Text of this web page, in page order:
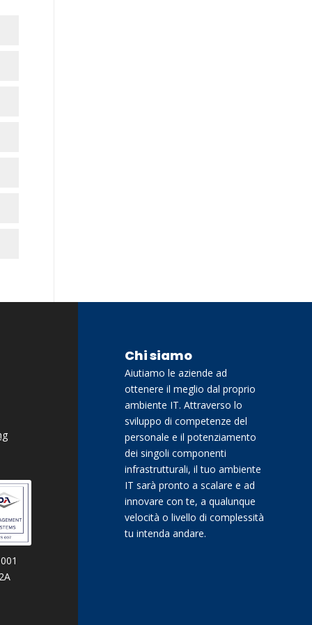
Chi siamo
Aiutiamo le aziende ad
ottenere il meglio dal proprio
ambiente IT. Attraverso lo
sviluppo di competenze del
personale e il potenziamento
dei singoli componenti
infrastrutturali, il tuo ambiente
IT sarà pronto a scalare e ad
innovare con te, a qualunque
velocità o livello di complessità
tu intenda andare.